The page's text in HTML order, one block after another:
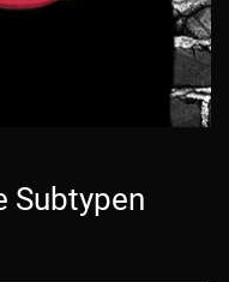
Subtypen